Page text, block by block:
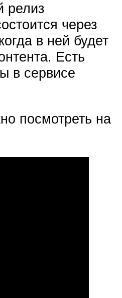
релиз
через
в ней будет
Есть
в сервисе
посмотреть на